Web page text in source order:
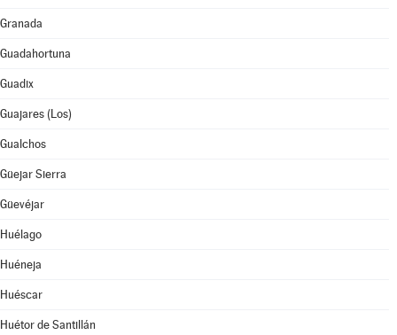
Granada
Guadahortuna
Guadix
Guajares (Los)
Gualchos
Güejar Sierra
Güevéjar
Huélago
Huéneja
Huéscar
Huétor de Santillán